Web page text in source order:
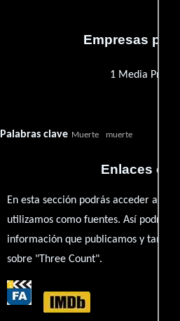
Empresas
1 Media
Palabras clave Muerte muerte
Enlaces
En esta sección podrás acceder a los
utilizamos como fuentes. Así podrás
información que publicamos y
sobre "Three Count".